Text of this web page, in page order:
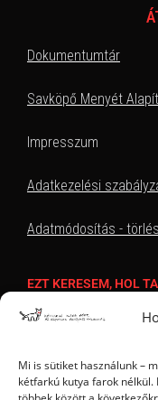
Mi is sütiket használunk –
kétfarkú kutya farok nélkül.
Dokumentumtár
Savköpő Menyét
Impresszum
Adatkezelési
Adatmódosítás -
EZT KERESEM, HOL